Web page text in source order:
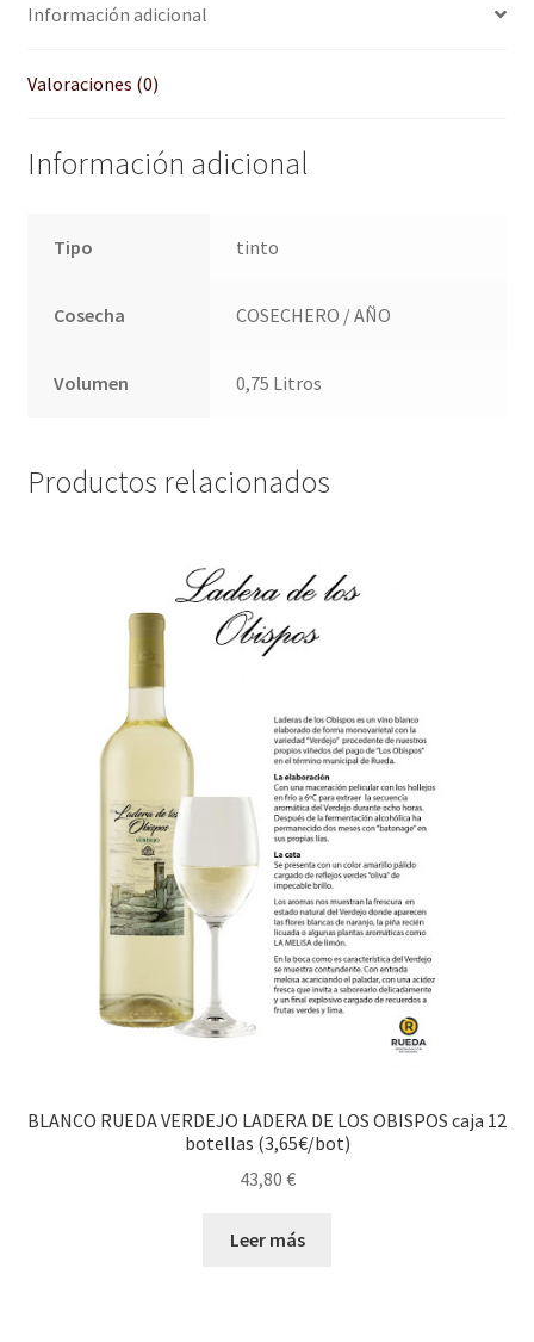
Información adicional
Valoraciones (0)
Información adicional
Tipo tinto
Cosecha COSECHERO / AÑO
Volumen 0,75 Litros
Productos relacionados
BLANCO RUEDA VERDEJO LADERA DE LOS OBISPOS caja 12
botellas (3,65€/bot)
43,80 €
Leer más